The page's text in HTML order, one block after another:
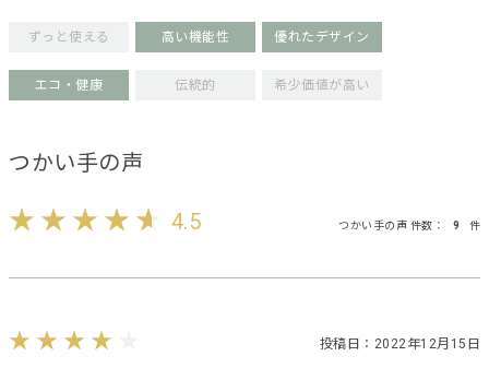
ずっと使える 高い機能性 優れたデザイン
エコ・健康 伝統的 希少価値が高い
つかい手の声
4.5 つかい手の声 件数： 9 件
投稿日：2022年12月15日